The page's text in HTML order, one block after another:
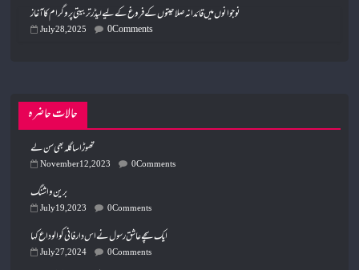
نوجوانوں میں قائدانہ صلاحیتوں کے فروغ کے لیے لیڈر تربیتی پروگرام کا آغاز
July 28, 2025 0 Comments
حالات حاضرہ
تھوڑا سا گلہ بھی سن لے
November 12, 2023 0 Comments
برین واشنگ
July 19, 2023 0 Comments
ایک سچے عاشق رسول نے اس دار فانی کو الوداع کہا
July 27, 2024 0 Comments